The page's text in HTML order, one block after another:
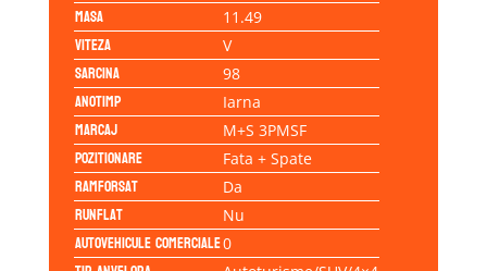
Masa 11.49
Viteza V
Sarcina 98
Anotimp Iarna
Marcaj M+S 3PMSF
Pozitionare Fata + Spate
Ramforsat Da
Runflat Nu
Autovehicule comerciale0